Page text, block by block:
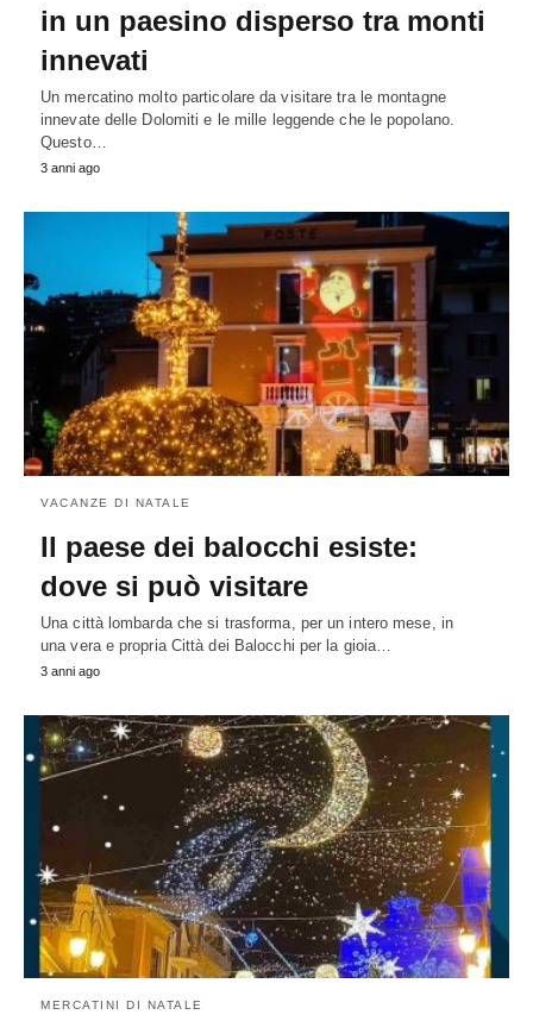
in un paesino disperso tra monti
innevati
Un mercatino molto particolare da visitare tra le montagne
innevate delle Dolomiti e le mille leggende che le popolano.
Questo…
3 anni ago
VACANZE DI NATALE
Il paese dei balocchi esiste:
dove si può visitare
Una città lombarda che si trasforma, per un intero mese, in
una vera e propria Città dei Balocchi per la gioia…
3 anni ago
MERCATINI DI NATALE